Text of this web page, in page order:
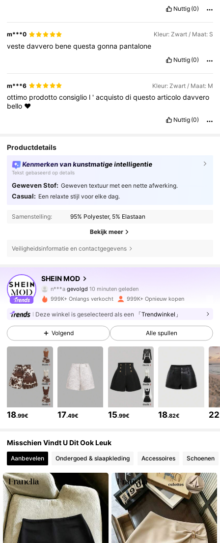
Nuttig (0)
m***0 Kleur: Zwart / Maat: S
vestedavvero benequestagonna pantalone
Nuttig (0)
m***6 Kleur: Zwart / Maat: M
ottimo prodottoconsiglio l 'acquistodiquestoarticolodavvero
bello ❤️
Nuttig (0)
Productdetails
Kenmerken van kunstmatige intelligentie
Tekst gebaseerd op details
Geweven Stof: Geweven textuur met een nette afwerking.
Casual: Een relaxte stijl voor elke dag.
Samenstelling: 95% Polyester, 5% Elastaan
Bekijk meer
Veiligheidsinformatie en contactgegevens
SHEIN MOD
n***agevolgd 10 minuten geleden
3***1is aan het browsen
3.3M Volgers
4.82 3.3M Volgers
4.82
4.82 3.3M Volgers
3.3M Volgers
999K+ Onlangs verkocht 999K+ Opnieuw kopen
Deze winkel is geselecteerd als een 「Trendwinkel」
Volgend Alle spullen
18.99€ 17.49€ 15.99€ 18.82€ 22
Misschien Vindt U Dit Ook Leuk
Aanbevelen Ondergoed & slaapkleding Accessoires Schoenen